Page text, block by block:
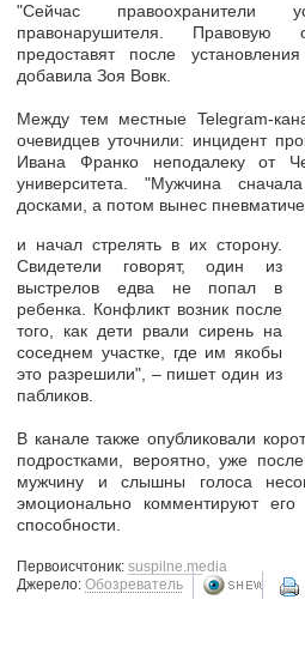
"Сейчас правоохранители
правонарушителя. Правовую
предоставят после
добавила Зоя Вовк.
Между тем местные Telegram-
очевидцев уточнили: инцидент
Ивана Франко неподалеку от
университета. "Мужчина сначала
досками, а потом вынес
и начал стрелять в их сторону.
Свидетели говорят,один из
выстрелов едва не попал в
ребенка. Конфликт возник после
того, как дети рвали сирень на
соседнем участке, где им якобы
это разрешили", – пишет один из
пабликов.
В канале также опубликовали
подростками, вероятно, уже
мужчину и слышны голоса
эмоционально комментируют
способности.
Первоисчтоник: suspilne.media
Джерело: Обозреватель